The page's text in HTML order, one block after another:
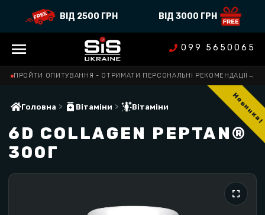
ВІД 2500 ГРН ВІД 3000 ГРН
099 5650065
ПРОЙТИ ОПИТУВАННЯ - ОТРИМАТИ ПЕРСОНАЛЬНІ РЕКОМЕНДАЦІЇ →
Новинка!
Головна > Вітаміни > Вітаміни
6D COLLAGEN PEPTAN®
300Г